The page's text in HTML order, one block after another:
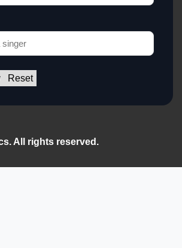
Reset
All rights reserved.